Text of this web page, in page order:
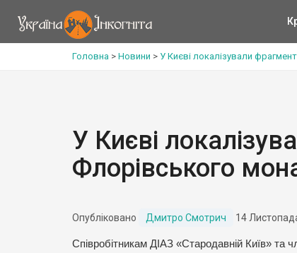
Головна > Новини > У Києві локалізували
У Києві
Флорівського
Опубліковано Дмитро Смотрич 14
Співробітникам ДІАЗ «Стародавній Київ» та